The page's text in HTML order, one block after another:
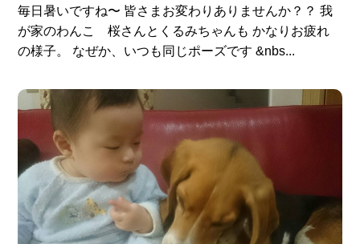
毎日暑いですね〜 皆さまお変わりありませんか？？ 我
が家のわんこ 桜さんとくるみちゃんも かなりお疲れ
の様子。 なぜか、いつも同じポーズです &nbs...